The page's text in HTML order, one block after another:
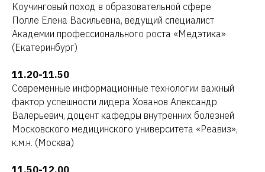
Коучинговый поход в образовательной сфере
Полле Елена Васильевна, ведущий специалист
Академии профессионального роста «Медэтика»
(Екатеринбург)
11.20-11.50
Современные информационные технологии важный
фактор успешности лидера Хованов Александр
Валерьевич, доцент кафедры внутренних болезней
Московского медицинского университета «Реавиз»,
к.м.н. (Москва)
11.50-12.00